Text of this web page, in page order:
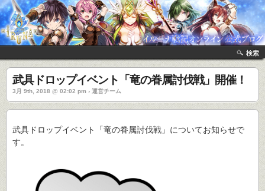
検索
武具ドロップイベント「竜の眷属討伐戦」開催！
3月 9th, 2018 @ 02:02 pm › 運営チーム
武具ドロップイベント「竜の眷属討伐戦」についてお知らせで
す。